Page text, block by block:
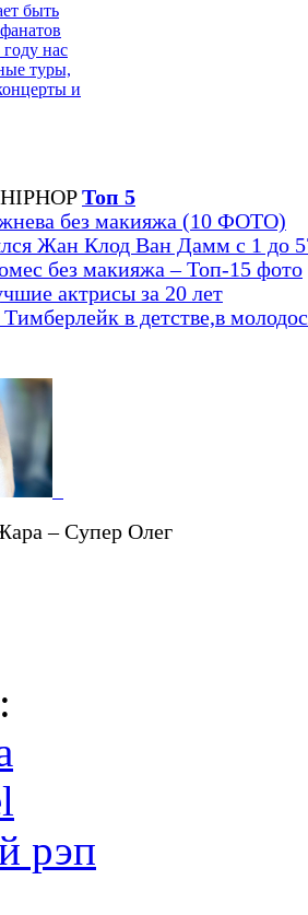
быть
нас
туры,
и
Топ 5
без макияжа (10 ФОТО)
Жан Клод Ван Дамм с 1 до
без макияжа – Топ-15 фото
актрисы за 20 лет
в детстве,в
– Супер Олег
рэп